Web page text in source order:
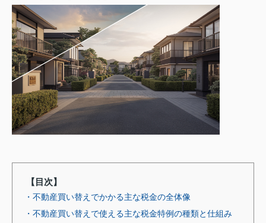
【目次】
・不動産買い替えでかかる主な税金の全体像
・不動産買い替えで使える主な税金特例の種類と仕組み